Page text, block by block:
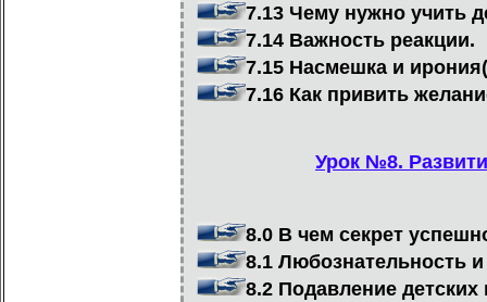
7.13 Чему нужно учить
7.14 Важность реакции.
7.15 Насмешка и
7.16 Как привить
Урок №8.
8.0 В чем секрет
8.1 Любознательность
8.2 Подавление